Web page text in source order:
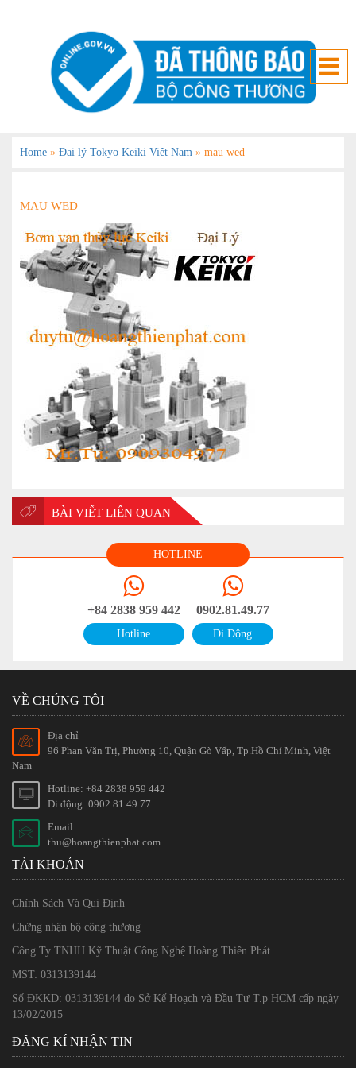
Home » Đại lý Tokyo Keiki Việt Nam » mau wed
MAU WED
BÀI VIẾT LIÊN QUAN
HOTLINE
+84 2838 959 442
Hotline
0902.81.49.77
Di Động
VỀ CHÚNG TÔI
Địa chỉ
96 Phan Văn Trị, Phường 10, Quận Gò Vấp, Tp.Hồ Chí Minh, Việt
Nam
Hotline: +84 2838 959 442
Di động: 0902.81.49.77
Email
thu@hoangthienphat.com
TÀI KHOẢN
Chính Sách Và Qui Định
Chứng nhận bộ công thương
Công Ty TNHH Kỹ Thuật Công Nghệ Hoàng Thiên Phát
MST: 0313139144
Số ĐKKD: 0313139144 do Sở Kế Hoạch và Đầu Tư T.p HCM cấp ngày
13/02/2015
ĐĂNG KÍ NHẬN TIN